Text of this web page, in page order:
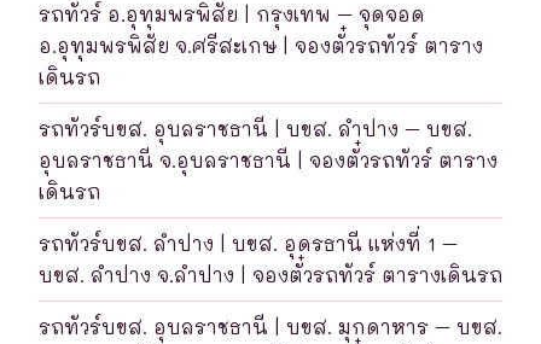
รถทัวร์ อ.อุทุมพรพิสัย | กรุงเทพ – จุดจอด
อ.อุทุมพรพิสัย จ.ศรีสะเกษ | จองตั๋วรถทัวร์ ตาราง
เดินรถ
รถทัวร์บขส. อุบลราชธานี | บขส. ลำปาง – บขส.
อุบลราชธานี จ.อุบลราชธานี | จองตั๋วรถทัวร์ ตาราง
เดินรถ
รถทัวร์บขส. ลำปาง | บขส. อุดรธานี แห่งที่ 1 –
บขส. ลำปาง จ.ลำปาง | จองตั๋วรถทัวร์ ตารางเดินรถ
รถทัวร์บขส. อุบลราชธานี | บขส. มุกดาหาร – บขส.